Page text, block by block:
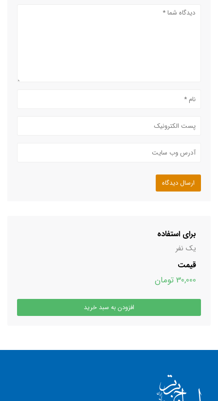
برای استفاده
یک نفر
قیمت
30,000 تومان
افزودن به سبد خرید